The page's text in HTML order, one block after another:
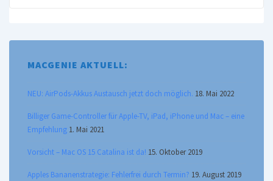
doch
MACGENIE AKTUELL:
NEU: AirPods-Akkus Austausch jetzt doch möglich. 18. Mai 2022
Billiger Game-Controller für Apple-TV, iPad, iPhone und Mac – eine
Empfehlung 1. Mai 2021
Vorsicht – Mac OS 15 Catalina ist da! 15. Oktober 2019
Apples Bananenstrategie: Fehlerfrei durch Termin? 19. August 2019